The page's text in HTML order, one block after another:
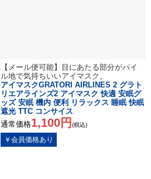
【メール便可能】目にあたる部分がパイ
ル地で気持ちいいアイマスク。
アイマスクGRATORI AIRLINES 2 グラト
リエアラインズ2 アイマスク 快適 安眠グ
ッズ 安眠 機内 便利 リラックス 睡眠 快眠
遮光 TTC コンサイス
通常価格1,100円 (税込)